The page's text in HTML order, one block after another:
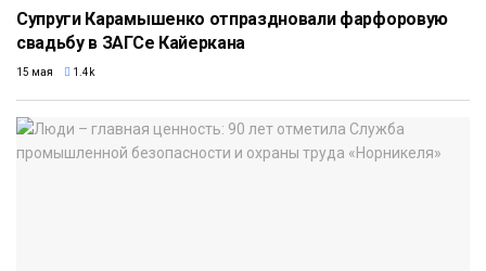
Супруги Карамышенко отпраздновали фарфоровую
свадьбу в ЗАГСе Кайеркана
15 мая 1.4k